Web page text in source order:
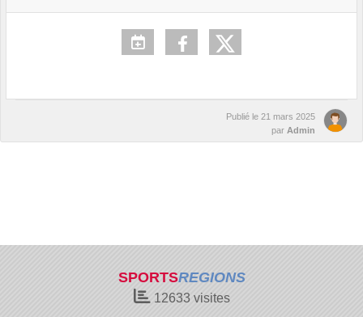
Publié le 21 mars 2025
par Admin
SPORTSREGIONS
12633visites